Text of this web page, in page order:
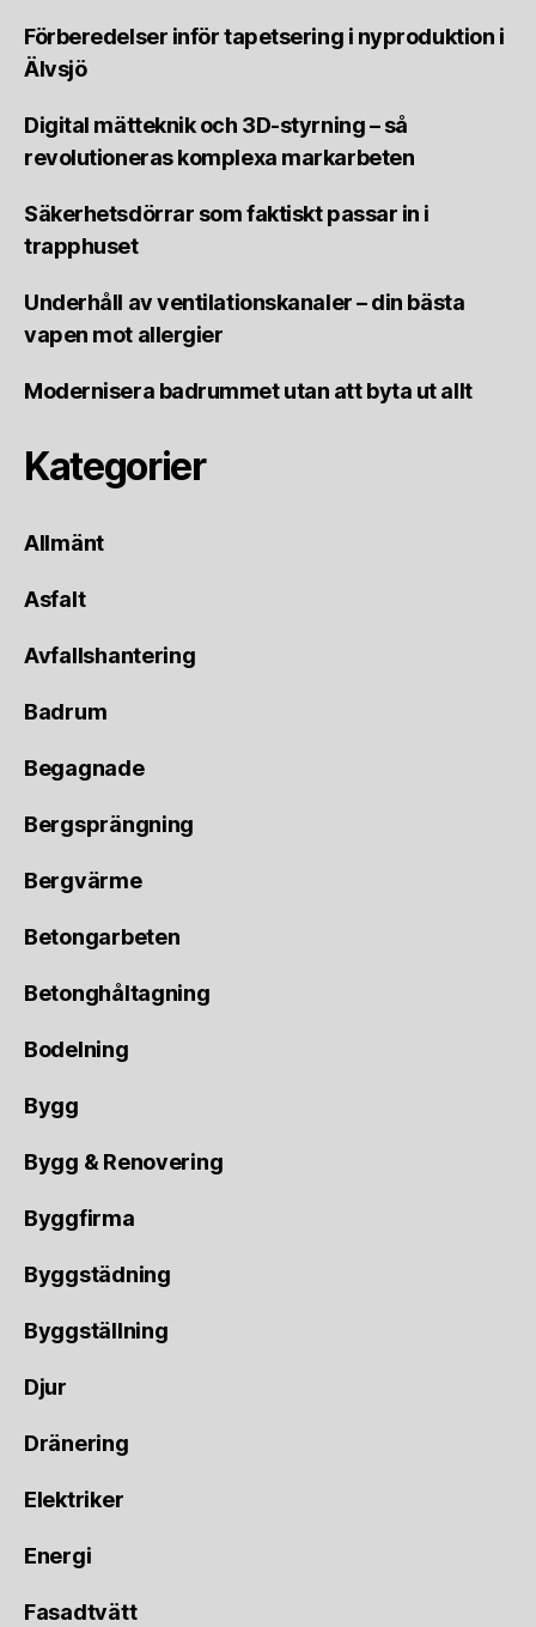
Förberedelser inför tapetsering i nyproduktion i
Älvsjö
Digital mätteknik och 3D-styrning – så
revolutioneras komplexa markarbeten
Säkerhetsdörrar som faktiskt passar in i
trapphuset
Underhåll av ventilationskanaler – din bästa
vapen mot allergier
Modernisera badrummet utan att byta ut allt
Kategorier
Allmänt
Asfalt
Avfallshantering
Badrum
Begagnade
Bergsprängning
Bergvärme
Betongarbeten
Betonghåltagning
Bodelning
Bygg
Bygg & Renovering
Byggfirma
Byggstädning
Byggställning
Djur
Dränering
Elektriker
Energi
Fasadtvätt